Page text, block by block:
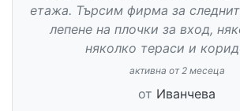
етажа. Търсим фирма за
лепене на плочки за вход,
няколко тераси и
активна от 2 месеца
от Иванчева